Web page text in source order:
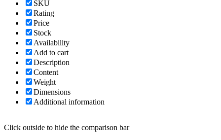
SKU
Rating
Price
Stock
Availability
Add to cart
Description
Content
Weight
Dimensions
Additional information
Click outside to hide the comparison bar